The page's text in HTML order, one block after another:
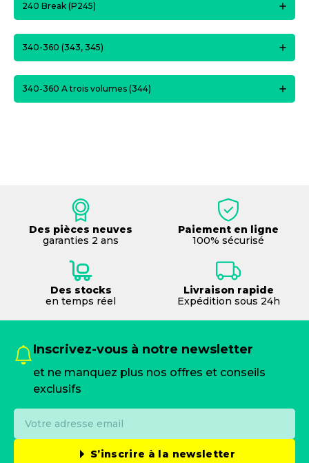
240 Break (P245)
340-360 (343, 345)
340-360 A trois volumes (344)
Des pièces neuves
garanties 2 ans
Paiement en ligne
100% sécurisé
Des stocks
en temps réel
Livraison rapide
Expédition sous 24h
Inscrivez-vous à notre newsletter
et ne manquez plus nos offres et conseils
exclusifs
S’inscrire à la newsletter